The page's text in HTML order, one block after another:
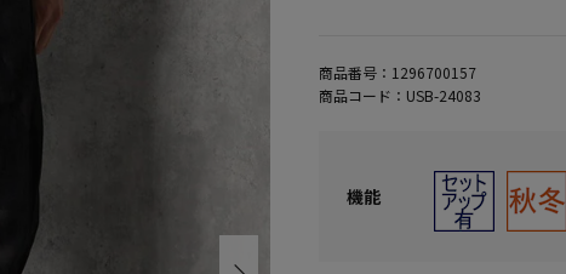
商品番号： 1296700157
商品コード： USB-24083
機能